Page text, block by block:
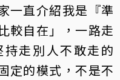
一直介紹我是『準
較自在」，一路走
走別人不敢走的
定的模式，不是不